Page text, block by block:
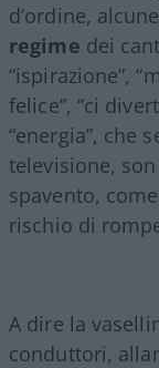
d’ordine,
regime dei
“ispirazione”,
felice”, “ci
“energia”, che
televisione,
spavento,
rischio di
A dire la
conduttori,